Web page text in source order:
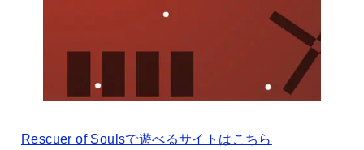
Rescuer of Soulsで遊べるサイトはこちら